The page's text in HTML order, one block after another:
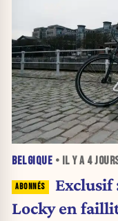
BELGIQUE • IL Y A 4
Exclusif
Locky en